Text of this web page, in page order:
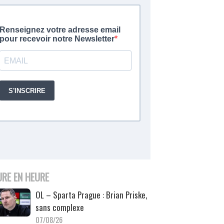
EN HEURE
OL – Sparta Prague : Brian Priske,
sans complexe
07/08/26